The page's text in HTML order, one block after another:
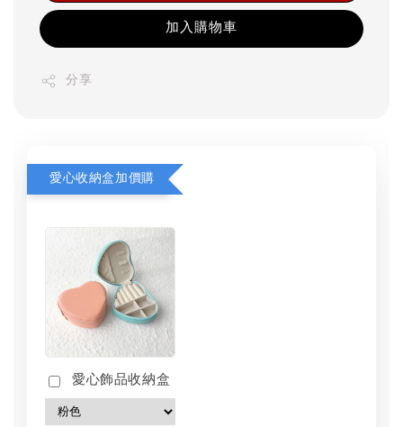
加入購物車
分享
愛心收納盒加價購
愛心飾品收納盒